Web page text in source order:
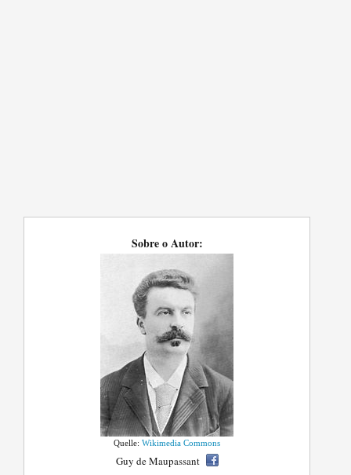
Sobre o Autor:
Quelle:Wikimedia Commons
Guy de Maupassant